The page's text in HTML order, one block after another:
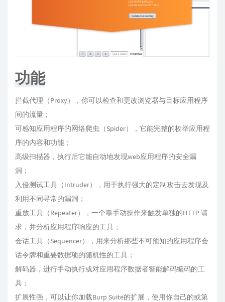
功能
拦截代理（Proxy），你可以检查和更改浏览器与目标应用程序
间的流量；
可感知应用程序的网络爬虫（Spider），它能完整的枚举应用程
序的内容和功能；
高级扫描器，执行后它能自动地发现web应用程序的安全漏
洞；
入侵测试工具（Intruder），用于执行强大的定制攻击去发现及
利用不同寻常的漏洞；
重放工具（Repeater），一个靠手动操作来触发单独的HTTP 请
求，并分析应用程序响应的工具；
会话工具（Sequencer），用来分析那些不可预知的应用程序会
话令牌和重要数据项的随机性的工具；
解码器，进行手动执行或对应用程序数据者智能解码编码的工
具；
扩展性强，可以让你加载Burp Suite的扩展，使用你自己的或第